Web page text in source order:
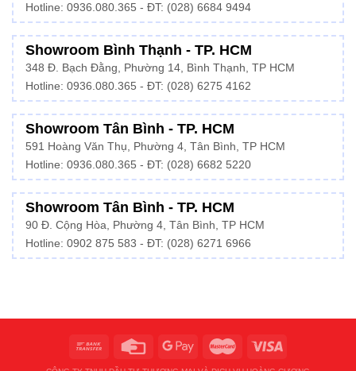
Hotline: 0936.080.365 - ĐT: (028) 6684 9494
Showroom Bình Thạnh - TP. HCM
348 Đ. Bạch Đằng, Phường 14, Bình Thạnh, TP HCM
Hotline: 0936.080.365 - ĐT: (028) 6275 4162
Showroom Tân Bình - TP. HCM
591 Hoàng Văn Thụ, Phường 4, Tân Bình, TP HCM
Hotline: 0936.080.365 - ĐT: (028) 6682 5220
Showroom Tân Bình - TP. HCM
90 Đ. Cộng Hòa, Phường 4, Tân Bình, TP HCM
Hotline: 0902 875 583 - ĐT: (028) 6271 6966